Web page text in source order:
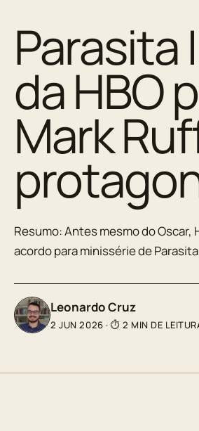
Parasita
da HBO
Mark
Resumo: Antes mesmo do Oscar,
acordo para minissérie de
Leonardo Cruz
2 JUN 2026 ·⏱ 2 MIN DE